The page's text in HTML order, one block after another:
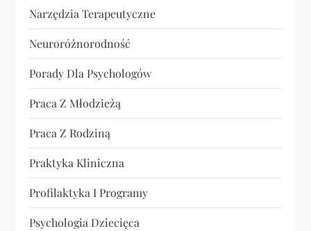
Narzędzia Terapeutyczne
Neuroróżnorodność
Porady Dla Psychologów
Praca Z Młodzieżą
Praca Z Rodziną
Praktyka Kliniczna
Profilaktyka I Programy
Psychologia Dziecięca